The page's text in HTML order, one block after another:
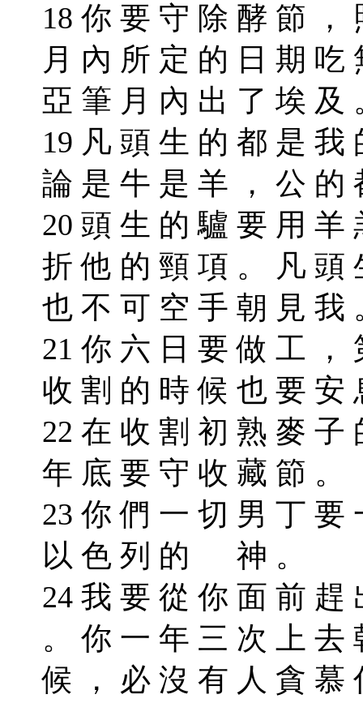
18 你 要 守 除 酵 節 ，
月 內 所 定 的 日 期 吃
亞 筆 月 內 出 了 埃
19 凡 頭 生 的 都 是 我
論 是 牛 是 羊 ， 公
20 頭 生 的 驢 要 用 羊
折 他 的 頸 項 。 凡 頭
也 不 可 空 手 朝 見
21 你 六 日 要 做 工 ，
收 割 的 時 候 也 要
22 在 收 割 初 熟 麥 子
年 底 要 守 收 藏 節 。
23 你 們 一 切 男 丁
以 色 列 的 神 。
24 我 要 從 你 面 前 趕
。 你 一 年 三 次 上
候 ， 必 沒 有 人 貪